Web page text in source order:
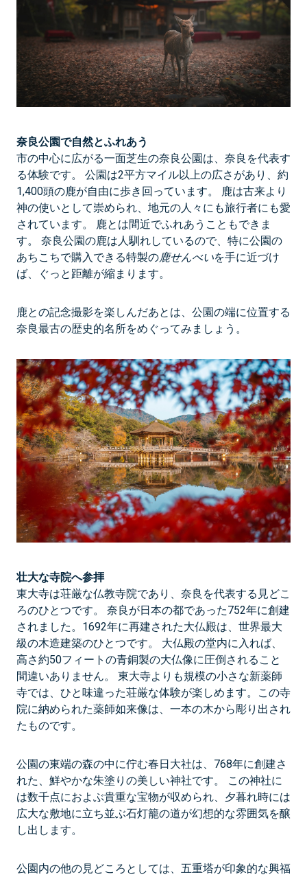
奈良公園で自然とふれあう
市の中心に広がる一面芝生の奈良公園は、奈良を代表す
る体験です。 公園は2平方マイル以上の広さがあり、約
1,400頭の鹿が自由に歩き回っています。 鹿は古来より
神の使いとして崇められ、地元の人々にも旅行者にも愛
されています。 鹿とは間近でふれあうこともできま
す。 奈良公園の鹿は人馴れしているので、特に公園の
あちこちで購入できる特製の鹿せんべいを手に近づけ
ば、ぐっと距離が縮まります。
鹿との記念撮影を楽しんだあとは、公園の端に位置する
奈良最古の歴史的名所をめぐってみましょう。
壮大な寺院へ参拝
東大寺は荘厳な仏教寺院であり、奈良を代表する見どこ
ろのひとつです。 奈良が日本の都であった752年に創建
されました。1692年に再建された大仏殿は、世界最大
級の木造建築のひとつです。 大仏殿の堂内に入れば、
高さ約50フィートの青銅製の大仏像に圧倒されること
間違いありません。 東大寺よりも規模の小さな新薬師
寺では、ひと味違った荘厳な体験が楽しめます。この寺
院に納められた薬師如来像は、一本の木から彫り出され
たものです。
公園の東端の森の中に佇む春日大社は、768年に創建さ
れた、鮮やかな朱塗りの美しい神社です。 この神社に
は数千点におよぶ貴重な宝物が収められ、夕暮れ時には
広大な敷地に立ち並ぶ石灯籠の道が幻想的な雰囲気を醸
し出します。
公園内の他の見どころとしては、五重塔が印象的な興福